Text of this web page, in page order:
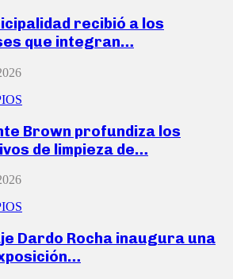
recibió a los
que integran…
Brown profundiza los
de limpieza de…
Dardo Rocha inaugura una